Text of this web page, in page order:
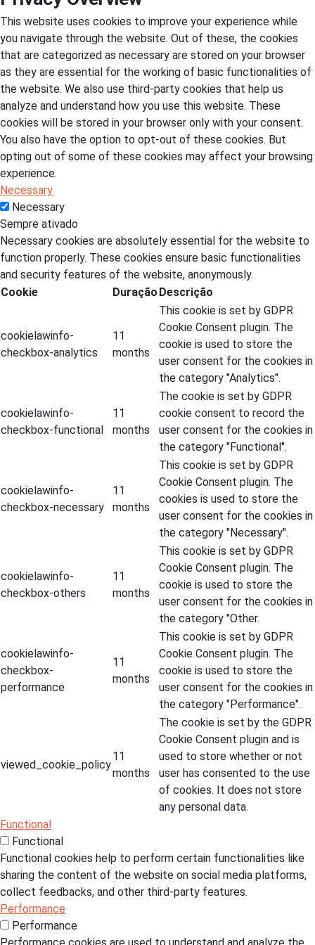
This website uses cookies to improve your experience while
you navigate through the website. Out of these, the cookies
that are categorized as necessary are stored on your browser
as they are essential for the working of basic functionalities of
the website. We also use third-party cookies that help us
analyze and understand how you use this website. These
cookies will be stored in your browser only with your consent.
You also have the option to opt-out of these cookies. But
opting out of some of these cookies may affect your browsing
experience.
Necessary
Necessary
Sempre ativado
Necessary cookies are absolutely essential for the website to
function properly. These cookies ensure basic functionalities
and security features of the website, anonymously.
Cookie
Duração Descrição
cookielawinfo-
checkbox-analytics
11
months
This cookie is set by GDPR
Cookie Consent plugin. The
cookie is used to store the
user consent for the cookies in
the category "Analytics".
cookielawinfo-
checkbox-functional
11
months
The cookie is set by GDPR
cookie consent to record the
user consent for the cookies in
the category "Functional".
cookielawinfo-
checkbox-necessary
11
months
This cookie is set by GDPR
Cookie Consent plugin. The
cookies is used to store the
user consent for the cookies in
the category "Necessary".
cookielawinfo-
checkbox-others
11
months
This cookie is set by GDPR
Cookie Consent plugin. The
cookie is used to store the
user consent for the cookies in
the category "Other.
cookielawinfo-
checkbox-
performance
11
months
This cookie is set by GDPR
Cookie Consent plugin. The
cookie is used to store the
user consent for the cookies in
the category "Performance".
viewed_cookie_policy
11
months
The cookie is set by the GDPR
Cookie Consent plugin and is
used to store whether or not
user has consented to the use
of cookies. It does not store
any personal data.
Functional
Functional
Functional cookies help to perform certain functionalities like
sharing the content of the website on social media platforms,
collect feedbacks, and other third-party features.
Performance
Performance